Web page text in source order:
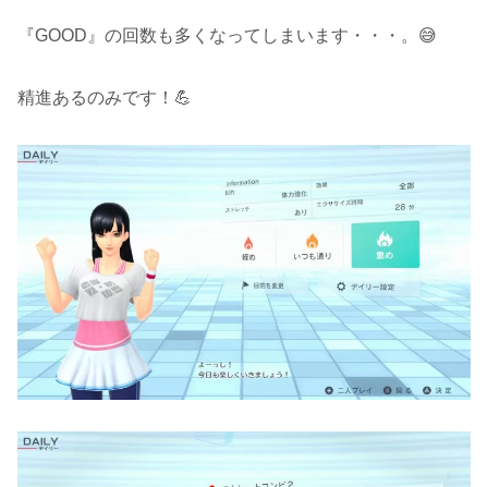
『GOOD』の回数も多くなってしまいます・・・。😅
精進あるのみです！💪